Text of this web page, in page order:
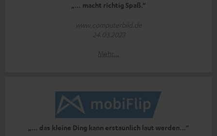
„… macht richtig Spaß.“
www.computerbild.de
24.03.2023
Mehr...
„… das kleine Ding kann erstaunlich laut werden…“